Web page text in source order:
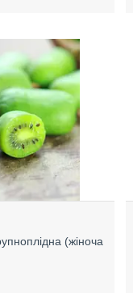
(жіноча